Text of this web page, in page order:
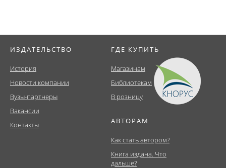
ИЗДАТЕЛЬСТВО
История
Новости компании
Вузы-партнеры
Вакансии
Контакты
ГДЕ КУПИТЬ
Магазинам
Библиотекам
В розницу
АВТОРАМ
Как стать автором?
Книга издана. Что
дальше?